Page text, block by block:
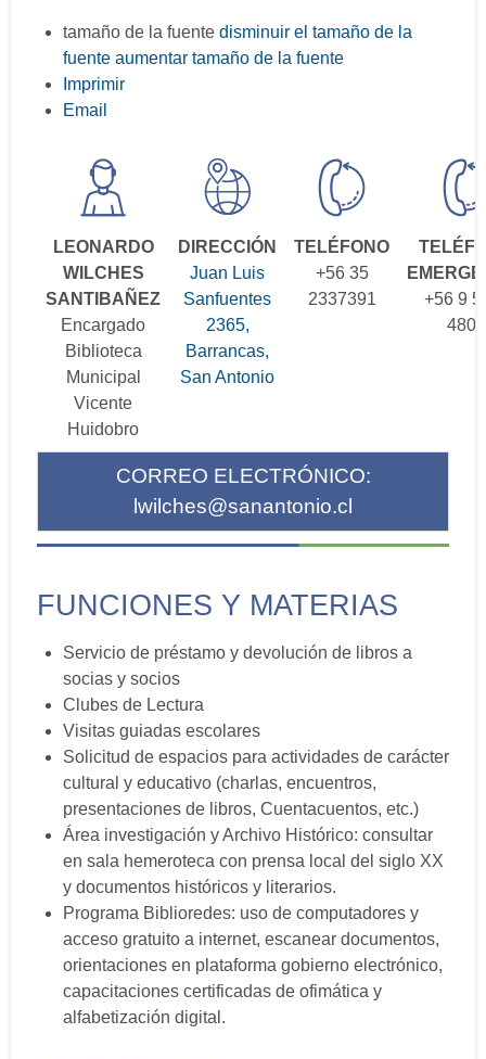
tamaño de la fuente disminuir el tamaño de la
fuente aumentar tamaño de la fuente
Imprimir
Email
LEONARDO
WILCHES
SANTIBAÑEZ
Encargado
Biblioteca
Municipal
Vicente
Huidobro
DIRECCIÓN
Juan Luis
Sanfuentes
2365,
Barrancas,
San Antonio
TELÉFONO
+56 35
2337391
+56 9
4802
CORREO ELECTRÓNICO:
lwilches@sanantonio.cl
FUNCIONES Y MATERIAS
Servicio de préstamo y devolución de libros a
socias y socios
Clubes de Lectura
Visitas guiadas escolares
Solicitud de espacios para actividades de carácter
cultural y educativo (charlas, encuentros,
presentaciones de libros, Cuentacuentos, etc.)
Área investigación y Archivo Histórico: consultar
en sala hemeroteca con prensa local del siglo XX
y documentos históricos y literarios.
Programa Biblioredes: uso de computadores y
acceso gratuito a internet, escanear documentos,
orientaciones en plataforma gobierno electrónico,
capacitaciones certificadas de ofimática y
alfabetización digital.